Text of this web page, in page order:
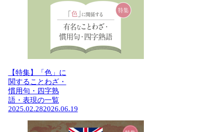
【特集】「色」に
関することわざ・
慣用句・四字熟
語・表現の一覧
2025.02.282026.06.19